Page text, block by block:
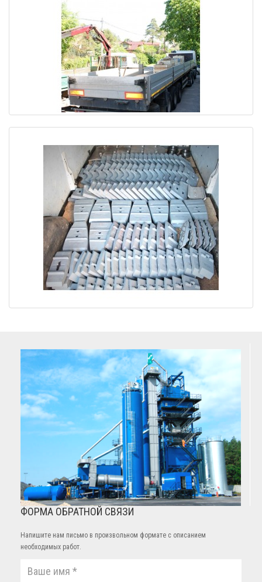
ФОРМА ОБРАТНОЙ СВЯЗИ
Напишите нам письмо в произвольном формате с описанием
необходимых работ.